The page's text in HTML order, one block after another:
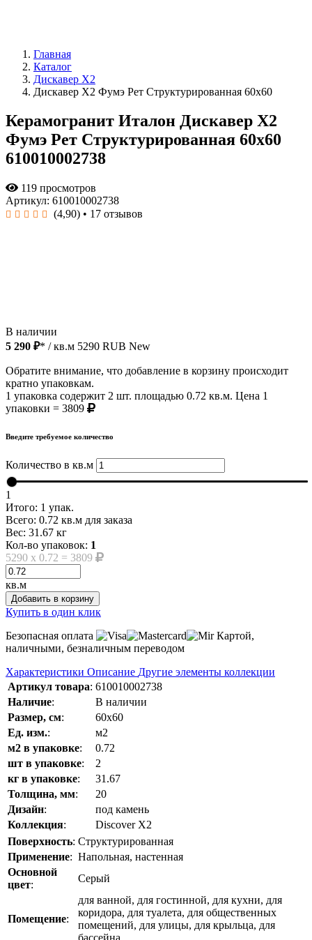
Главная
Каталог
Дискавер X2
Дискавер Х2 Фумэ Рет Структурированная 60x60
Керамогранит Италон Дискавер Х2
Фумэ Рет Структурированная 60x60
610010002738
119 просмотров
Артикул: 610010002738
(4,90) • 17 отзывов
В наличии
5 290 ₽* / кв.м 5290 RUB New
Обратите внимание, что добавление в корзину происходит
кратно упаковкам.
1 упаковка содержит 2 шт. площадью 0.72 кв.м. Цена 1
упаковки = 3809
Введите требуемое количество
Количество в кв.м
1
Итого: 1 упак.
Всего: 0.72 кв.м для заказа
Вес: 31.67 кг
Кол-во упаковок: 1
5290 x 0.72 = 3809
кв.м
Добавить в корзину
Купить в один клик
Безопасная оплата
Картой,
наличными, безналичным переводом
Характеристики Описание Другие элементы коллекции
Артикул товара: 610010002738
Наличие:
В наличии
Размер, см:
60x60
Ед. изм.:
м2
м2 в упаковке:
0.72
шт в упаковке:
2
кг в упаковке:
31.67
Толщина, мм:
20
Дизайн:
под камень
Коллекция:
Discover Х2
Поверхность: Структурированная
Применение: Напольная, настенная
Основной
цвет:
Серый
Помещение:
для ванной, для гостинной, для кухни, для
коридора, для туалета, для общественных
помещений, для улицы, для крыльца, для